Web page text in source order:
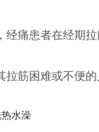
经痛患者在经期
筋困难或不便
水澡